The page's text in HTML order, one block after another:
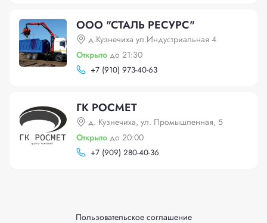
ООО "СТАЛЬ РЕСУРС"
д.Кузнечиха ул.Индустриальная 4
Открыто до 21:30
+7 (910) 973-40-63
ГК РОСМЕТ
д. Кузнечиха, ул. Промышленная, 5
Открыто до 20:00
+7 (909) 280-40-36
Пользовательское соглашение